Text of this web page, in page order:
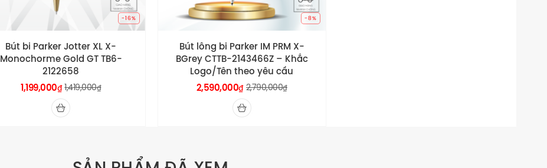
Bút bi Parker Jotter XL X-
Monochorme Gold GT TB6-
2122658
1,419,000₫
1,199,000₫
-16%
Bút lông bi Parker IM PRM X-
BGrey CTTB-2143466Z – Khắc
Logo/Tên theo yêu cầu
2,790,000₫
2,590,000₫
-8%